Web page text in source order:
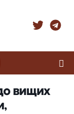
вищих